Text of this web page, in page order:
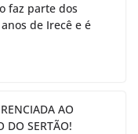
faz parte dos
de Irecê e é
AO
DO SERTÃO!